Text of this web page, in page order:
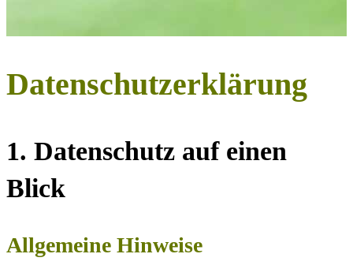
Datenschutzerklärung
1. Datenschutz auf einen
Blick
Allgemeine Hinweise